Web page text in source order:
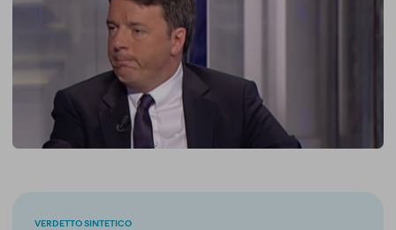
VERDETTO SINTETICO